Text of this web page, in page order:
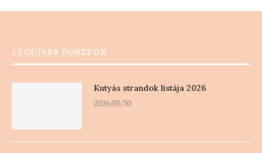
LEGÚJABB POSZTOK
Kutyás strandok listája 2026
2026/05/30